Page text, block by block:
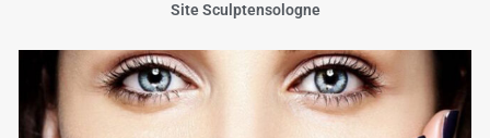
Site Sculptensologne